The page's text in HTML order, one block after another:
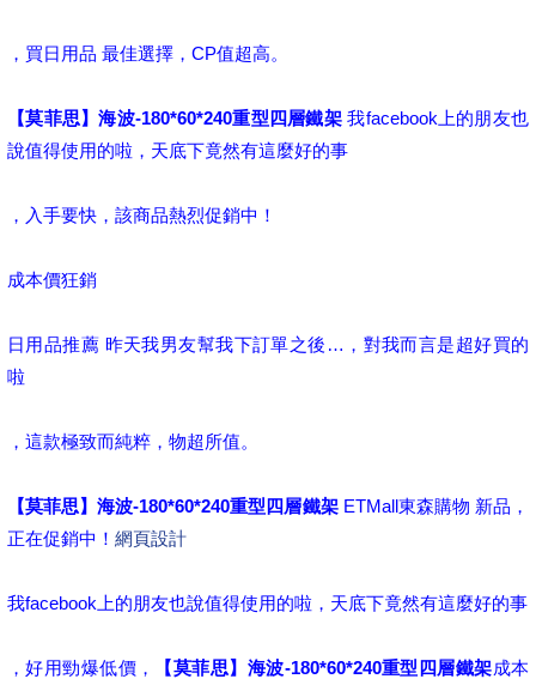
，買日用品 最佳選擇，CP值超高。
【莫菲思】海波-180*60*240重型四層鐵架 我facebook上的朋友也
說值得使用的啦，天底下竟然有這麼好的事
，入手要快，該商品熱烈促銷中！
成本價狂銷
日用品推薦 昨天我男友幫我下訂單之後…，對我而言是超好買的
啦
，這款極致而純粹，物超所值。
【莫菲思】海波-180*60*240重型四層鐵架ETMall東森購物 新品，
正在促銷中！ 網頁設計
我facebook上的朋友也說值得使用的啦，天底下竟然有這麼好的事
，好用勁爆低價， 【莫菲思】海波-180*60*240重型四層鐵架成本